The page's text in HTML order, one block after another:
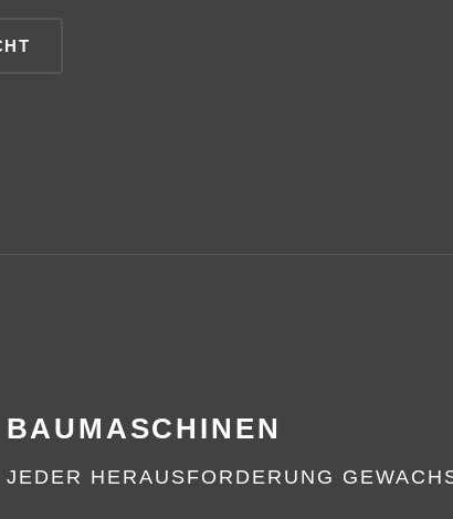
BAUMASCHINEN
JEDER HERAUSFORDERUNG